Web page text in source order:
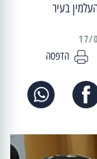
בעיר
הדפסה